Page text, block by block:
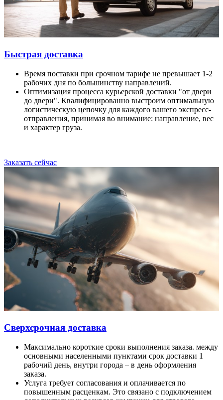
Быстрая доставка
Время поставки при срочном тарифе не превышает 1-2
рабочих дня по большинству направлений.
Оптимизация процесса курьерской доставки "от двери
до двери". Квалифицированно выстроим оптимальную
логистическую цепочку для каждого вашего экспресс-
отправления, принимая во внимание: направление, вес
и характер груза.
Заказать сейчас
Сверхсрочная доставка
Максимально короткие сроки выполнения заказа. между
основными населенными пунктами срок доставки 1
рабочий день, внутри города – в день оформления
заказа.
Услуга требует согласования и оплачивается по
повышенным расценкам. Это связано с подключением